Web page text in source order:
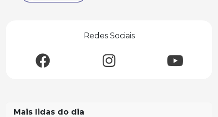
Redes Sociais
Mais lidas do dia